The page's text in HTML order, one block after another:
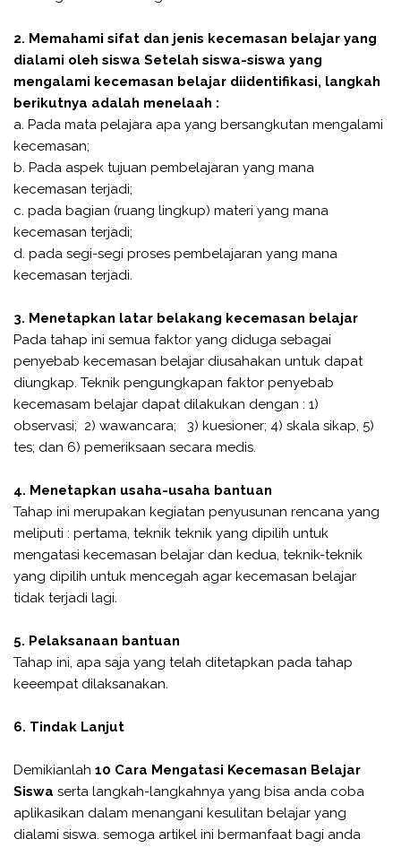
2. Memahami sifat dan jenis kecemasan belajar yang
dialami oleh siswa Setelah siswa-siswa yang
mengalami kecemasan belajar diidentifikasi, langkah
berikutnya adalah menelaah :
a. Pada mata pelajara apa yang bersangkutan mengalami
kecemasan;
b. Pada aspek tujuan pembelajaran yang mana
kecemasan terjadi;
c. pada bagian (ruang lingkup) materi yang mana
kecemasan terjadi;
d. pada segi-segi proses pembelajaran yang mana
kecemasan terjadi.
3. Menetapkan latar belakang kecemasan belajar
Pada tahap ini semua faktor yang diduga sebagai
penyebab kecemasan belajar diusahakan untuk dapat
diungkap. Teknik pengungkapan faktor penyebab
kecemasam belajar dapat dilakukan dengan : 1)
observasi; 2) wawancara; 3) kuesioner; 4) skala sikap, 5)
tes; dan 6) pemeriksaan secara medis.
4. Menetapkan usaha-usaha bantuan
Tahap ini merupakan kegiatan penyusunan rencana yang
meliputi : pertama, teknik teknik yang dipilih untuk
mengatasi kecemasan belajar dan kedua, teknik-teknik
yang dipilih untuk mencegah agar kecemasan belajar
tidak terjadi lagi.
5. Pelaksanaan bantuan
Tahap ini, apa saja yang telah ditetapkan pada tahap
keeempat dilaksanakan.
6. Tindak Lanjut
Demikianlah 10 Cara Mengatasi Kecemasan Belajar
Siswa serta langkah-langkahnya yang bisa anda coba
aplikasikan dalam menangani kesulitan belajar yang
dialami siswa. semoga artikel ini bermanfaat bagi anda